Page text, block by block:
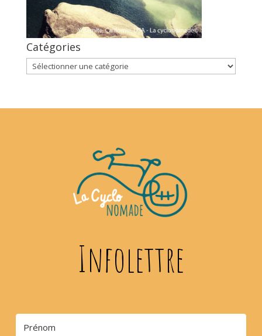
Catégories
Catégories
Infolettre